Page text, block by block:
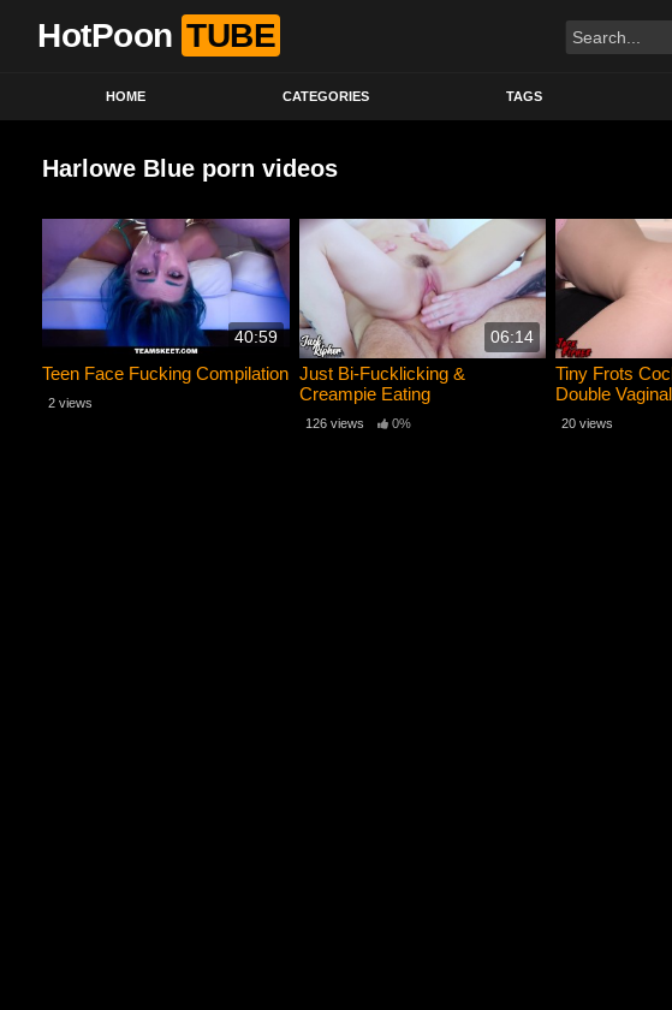
HotPoon TUBE
HOME CATEGORIES TAGS
Harlowe Blue porn videos
40:59
Teen Face Fucking Compilation
2 views
06:14
Just Bi-Fucklicking &
Creampie Eating
126 views 0%
Tiny Frots
Double
20 views